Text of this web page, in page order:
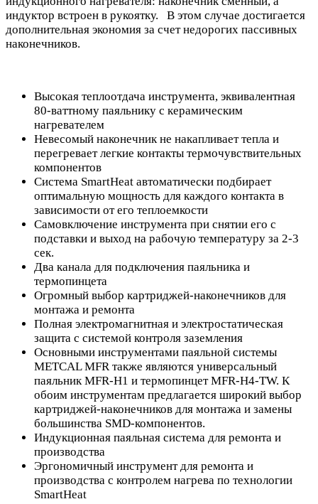
индуктор встроен в рукоятку. В этом случае достигается
дополнительная экономия за счет недорогих пассивных
наконечников.
Высокая теплоотдача инструмента, эквивалентная
80-ваттному паяльнику с керамическим
нагревателем
Невесомый наконечник не накапливает тепла и
перегревает легкие контакты термочувствительных
компонентов
Система SmartHeat автоматически подбирает
оптимальную мощность для каждого контакта в
зависимости от его теплоемкости
Cамовключение инструмента при снятии его с
подставки и выход на рабочую температуру за 2-3
сек.
Два канала для подключения паяльника и
термопинцета
Огромный выбор картриджей-наконечников для
монтажа и ремонта
Полная электромагнитная и электростатическая
защита с системой контроля заземления
Основными инструментами паяльной системы
METCAL MFR также являются универсальный
паяльник MFR-H1 и термопинцет MFR-H4-TW. К
обоим инструментам предлагается широкий выбор
картриджей-наконечников для монтажа и замены
большинства SMD-компонентов.
Индукционная паяльная система для ремонта и
производства
Эргономичный инструмент для ремонта и
производства с контролем нагрева по технологии
SmartHeat